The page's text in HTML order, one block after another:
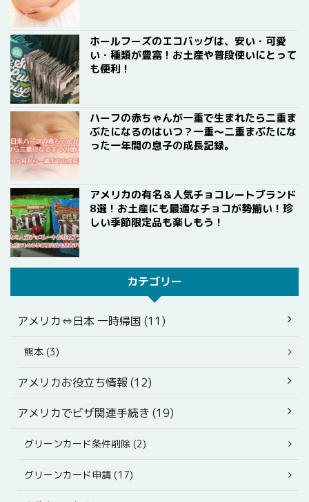
ホールフーズのエコバッグは、安い・可愛
い・種類が豊富！お土産や普段使いにとって
も便利！
ハーフの赤ちゃんが一重で生まれたら二重ま
ぶたになるのはいつ？一重〜二重まぶたにな
った一年間の息子の成長記録。
アメリカの有名＆人気チョコレートブランド
8選！お土産にも最適なチョコが勢揃い！珍
しい季節限定品も楽しもう！
カテゴリー
アメリカ⇔日本 一時帰国 (11)
熊本 (3)
アメリカお役立ち情報 (12)
アメリカでビザ関連手続き (19)
グリーンカード条件削除 (2)
グリーンカード申請 (17)